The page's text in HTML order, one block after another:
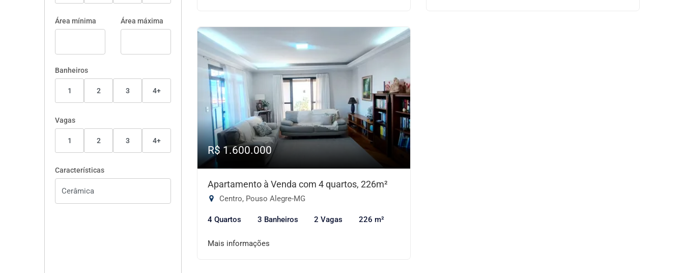
Área mínima Área máxima
Banheiros
1 2 3 4+
Vagas
1 2 3 4+
Características
R$ 1.600.000
Apartamento à Venda com 4 quartos, 226m²
Centro, Pouso Alegre-MG
4 Quartos 3 Banheiros 2 Vagas 226 m²
Mais informações